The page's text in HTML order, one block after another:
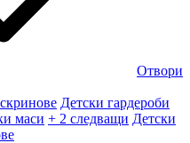
Отвори
Детски гардероби
маси + 2 следващи Детски